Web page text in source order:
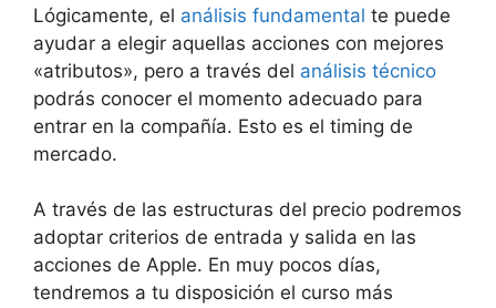
Lógicamente, el análisis fundamental te puede
ayudar a elegir aquellas acciones con mejores
«atributos», pero a través del análisis técnico
podrás conocer el momento adecuado para
entrar en la compañía. Esto es el timing de
mercado.
A través de las estructuras del precio podremos
adoptar criterios de entrada y salida en las
acciones de Apple. En muy pocos días,
tendremos a tu disposición el curso más